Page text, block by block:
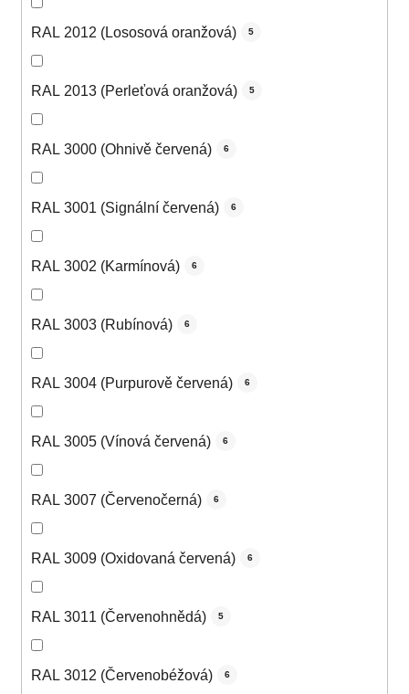
RAL 2012 (Lososová oranžová) 5
RAL 2013 (Perleťová oranžová) 5
RAL 3000 (Ohnivě červená) 6
RAL 3001 (Signální červená) 6
RAL 3002 (Karmínová) 6
RAL 3003 (Rubínová) 6
RAL 3004 (Purpurově červená) 6
RAL 3005 (Vínová červená) 6
RAL 3007 (Červenočerná) 6
RAL 3009 (Oxidovaná červená) 6
RAL 3011 (Červenohnědá) 5
RAL 3012 (Červenobéžová) 6